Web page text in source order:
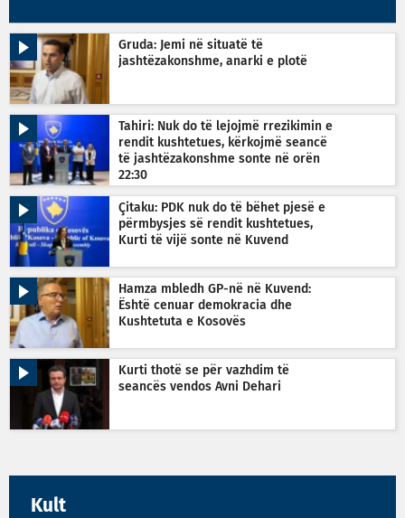
Gruda: Jemi në situatë të
jashtëzakonshme, anarki e plotë
Tahiri: Nuk do të lejojmë rrezikimin e
rendit kushtetues, kërkojmë seancë
të jashtëzakonshme sonte në orën
22:30
Çitaku: PDK nuk do të bëhet pjesë e
përmbysjes së rendit kushtetues,
Kurti të vijë sonte në Kuvend
Hamza mbledh GP-në në Kuvend:
Është cenuar demokracia dhe
Kushtetuta e Kosovës
Kurti thotë se për vazhdim të
seancës vendos Avni Dehari
Kult